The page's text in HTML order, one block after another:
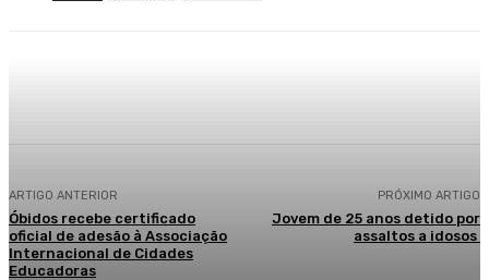
ARTIGO ANTERIOR
Óbidos recebe certificado
oficial de adesão à Associação
Internacional de Cidades
Educadoras
PRÓXIMO ARTIGO
Jovem de 25 anos detido por
assaltos a idosos